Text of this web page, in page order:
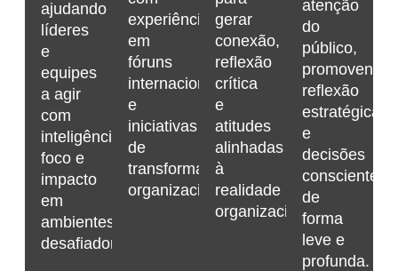
ajudando
líderes
e
equipes
a agir
com
inteligência,
foco e
impacto
em
ambientes
desafiadores.
experiência
em
fóruns
internacionais
e
iniciativas
de
transformação
organizacional.
gerar
conexão,
reflexão
crítica
e
atitudes
alinhadas
à
realidade
organizacional.
atenção
do
público,
promovendo
reflexão
estratégica
e
decisões
conscientes
de
forma
leve e
profunda.